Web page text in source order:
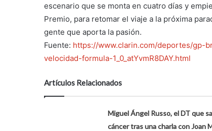
escenario que se monta en cuatro días y
Premio, para retomar el viaje a la próxima
gente que aporta la pasión.
Fuente: https://www.clarin.com/deportes/gp-
velocidad-formula-1_0_atYvmR8DAY.html
Artículos Relacionados
Miguel Ángel Russo, el DT que
cáncer tras una charla con Joan